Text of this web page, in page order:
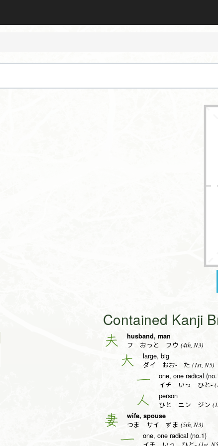
Contained Kanji
夫 husband, man
フ おっと フウ (4th, N3)
大 large, big
ダイ おお- た (1st, N5)
一 one, one radical
イチ いっ ひと-
人 person
ひと ニン ジン
妻 wife, spouse
つま サイ ずま (5th, N3)
一 one, one radical (no.1)
(1st,